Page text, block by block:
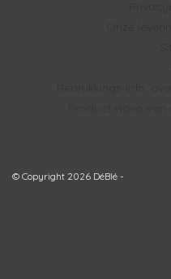
Onze
Bedrukkings-info:
Product video
© Copyright 2026 DéBlé -